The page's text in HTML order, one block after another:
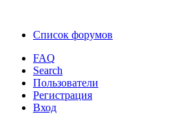
Список форумов
FAQ
Search
Пользователи
Регистрация
Вход